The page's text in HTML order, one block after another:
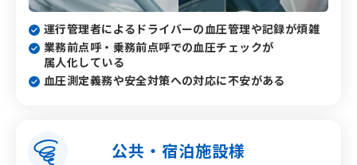
運行管理者によるドライバーの血圧管理や記録が煩雑
業務前点呼・乗務前点呼での血圧チェックが
属人化している
血圧測定義務や安全対策への対応に不安がある
公共・ 宿泊施設様